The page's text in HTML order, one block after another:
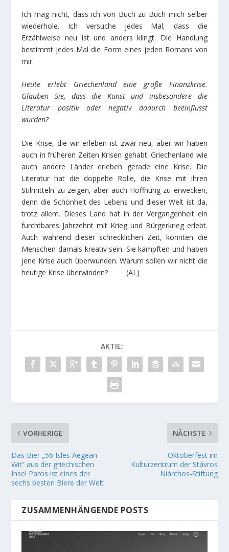
Ich mag nicht, dass ich von Buch zu Buch mich selber
wiederhole. Ich versuche jedes Mal, dass die
Erzählweise neu ist und anders klingt. Die Handlung
bestimmt jedes Mal die Form eines jeden Romans von
mir.
Heute erlebt Griechenland eine große Finanzkrise.
Glauben Sie, dass die Kunst und insbesondere die
Literatur positiv oder negativ dadurch beeinflusst
wurden?
Die Krise, die wir erleben ist zwar neu, aber wir haben
auch in früheren Zeiten Krisen gehabt. Griechenland wie
auch andere Länder erleben gerade eine Krise. Die
Literatur hat die doppelte Rolle, die Krise mit ihren
Stilmitteln zu zeigen, aber auch Hoffnung zu erwecken,
denn die Schönheit des Lebens und dieser Welt ist da,
trotz allem. Dieses Land hat in der Vergangenheit ein
furchtbares Jahrzehnt mit Krieg und Bürgerkrieg erlebt.
Auch während dieser schrecklichen Zeit, konnten die
Menschen damals kreativ sein. Sie kämpften und haben
jene Krise auch überwunden. Warum sollen wir nicht die
heutige Krise überwinden? (AL)
AKTIE:
VORHERIGE
Das Bier „56 Isles Aegean
Wit“ aus der griechischen
Insel Paros ist eines der
sechs besten Biere der Welt
NÄCHSTE
Oktoberfest im
Kulturzentrum der Stávros
Niárchos-Stiftung
ZUSAMMENHÄNGENDE POSTS